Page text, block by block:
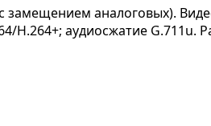
замещением аналоговых).
H.264+; аудиосжатие G.711u.